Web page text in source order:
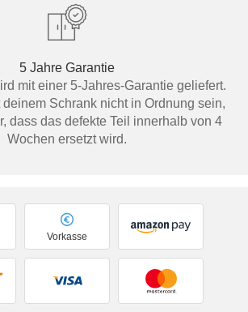
5 Jahre Garantie
mit einer 5-Jahres-Garantie geliefert.
Schrank nicht in Ordnung sein,
dass das defekte Teil innerhalb von 4
Wochen ersetzt wird.
Vorkasse